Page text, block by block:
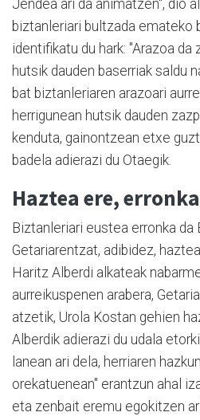
Jendea ari da animatzen", dio
biztanleriari bultzada emateko
identifikatu du hark: "Arazoa
hutsik dauden baserriak saldu
bat biztanleriaren arazoari
herrigunean hutsik dauden
kenduta, gainontzean etxe
badela adierazi du Otaegik.
Haztea ere, erronka
Biztanleriari eustea erronka
Getariarentzat, adibidez,
Haritz Alberdi alkateak
aurreikuspenen arabera,
atzetik, Urola Kostan gehien
Alberdik adierazi du udala
lanean ari dela, herriaren
orekatuenean" erantzun ahal
eta zenbait eremu egokitzen